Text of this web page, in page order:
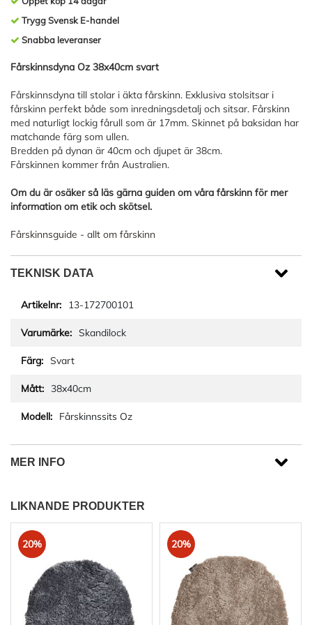
Trygg Svensk E-handel
Snabba leveranser
Fårskinnsdyna Oz 38x40cm svart
Fårskinnsdyna till stolar i äkta fårskinn. Exklusiva stolsitsar i
fårskinn perfekt både som inredningsdetalj och sitsar. Fårskinn
med naturligt lockig fårull som är 17mm. Skinnet på baksidan har
matchande färg som ullen.
Bredden på dynan är 40cm och djupet är 38cm.
Fårskinnen kommer från Australien.
Om du är osäker så läs gärna guiden om våra fårskinn för mer
information om etik och skötsel.
Fårskinnsguide - allt om fårskinn
TEKNISK DATA
13-172700101
Skandilock
Svart
38x40cm
Fårskinnssits Oz
MER INFO
LIKNANDE PRODUKTER
20% 20%